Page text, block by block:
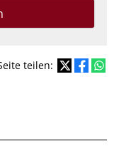
teilen: